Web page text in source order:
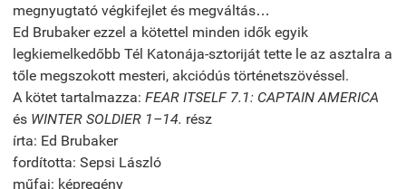
megnyugtató végkifejlet és megváltás…
Ed Brubaker ezzel a kötettel minden idők egyik
legkiemelkedőbb Tél Katonája-sztoriját tette le az asztalra a
tőle megszokott mesteri, akciódús történetszövéssel.
A kötet tartalmazza: FEAR ITSELF 7.1: CAPTAIN AMERICA
és WINTER SOLDIER 1–14. rész
írta: Ed Brubaker
fordította: Sepsi László
műfaj: képregény